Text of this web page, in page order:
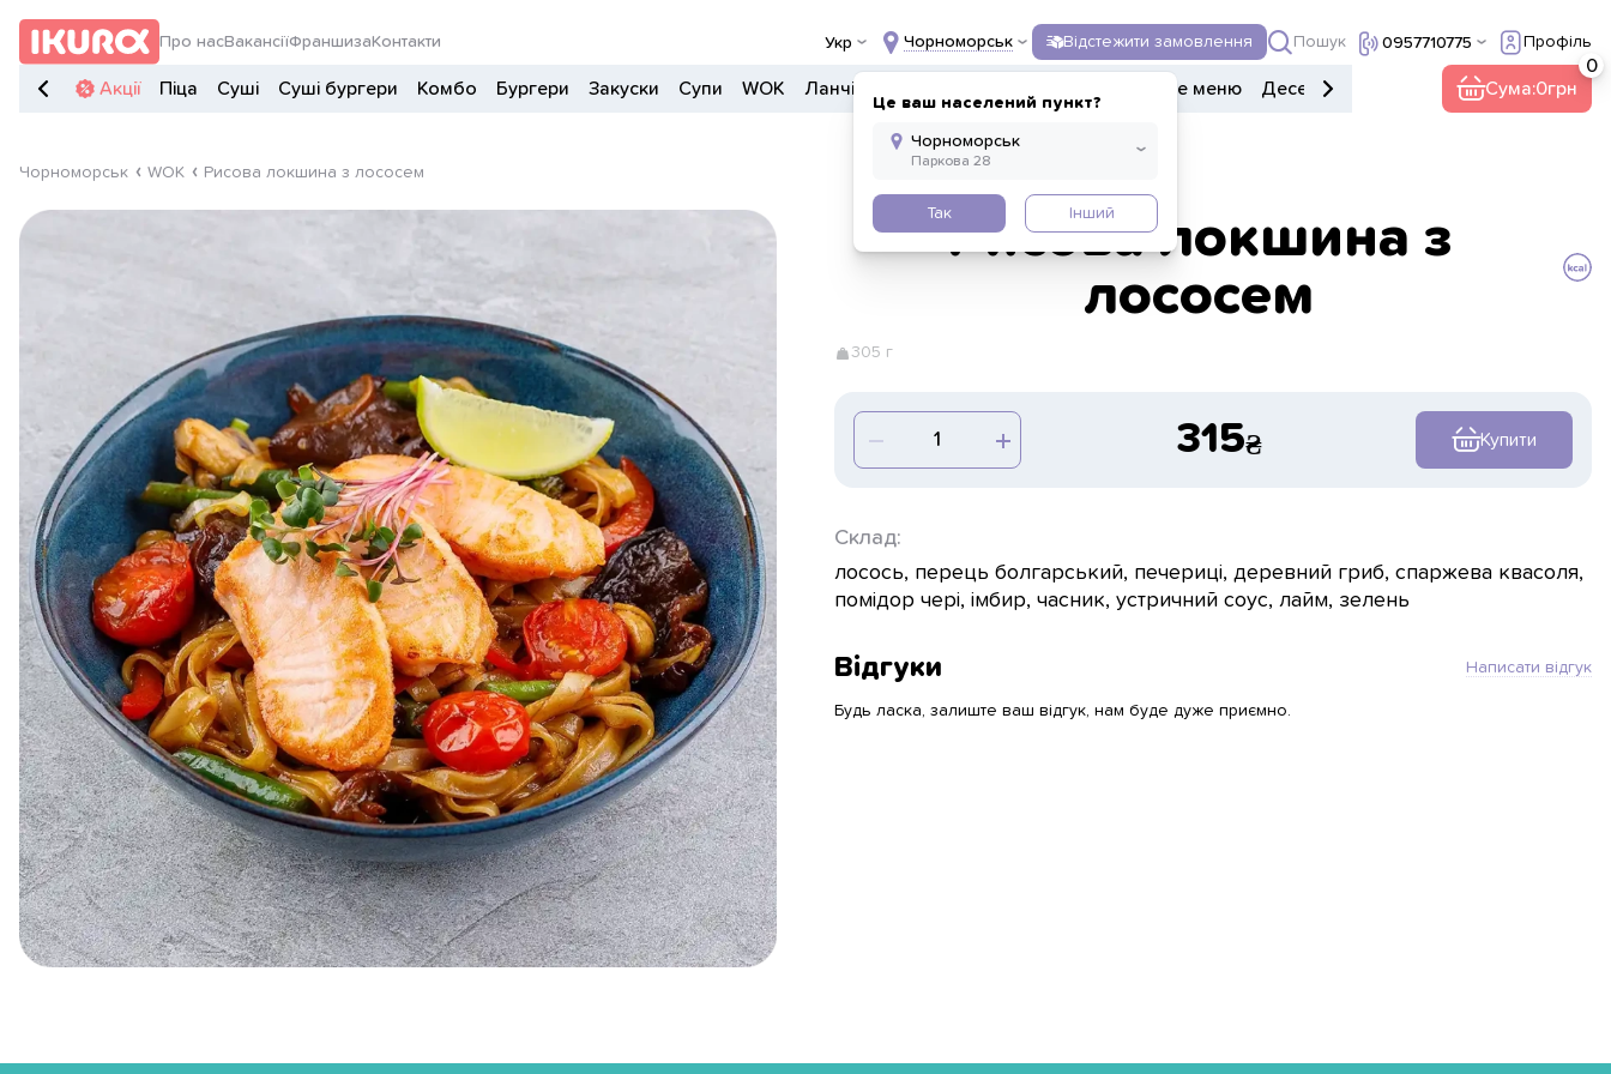
Про насВакансіїФраншиза Контакти Укр Чорноморськ
Це ваш населений пункт?
Так Інший
Відстежити замовлення Пошук 0957710775 Профіль
Акції Піца Суші Суші бургери Комбо Бургери Закуски Супи WOK Ланчі Дитяче меню Десерти Інше Сума:0
Чорноморськ WOK Рисова локшина з лососем
Рисова локшина з
лососем
305 г
315 Купити
Склад:
лосось, перець болгарський, печериці, деревний гриб, спаржева квасоля,
помідор чері, імбир, часник, устричний соус, лайм, зелень
Відгуки Написати відгук
Будь ласка, залиште ваш відгук, нам буде дуже приємно.